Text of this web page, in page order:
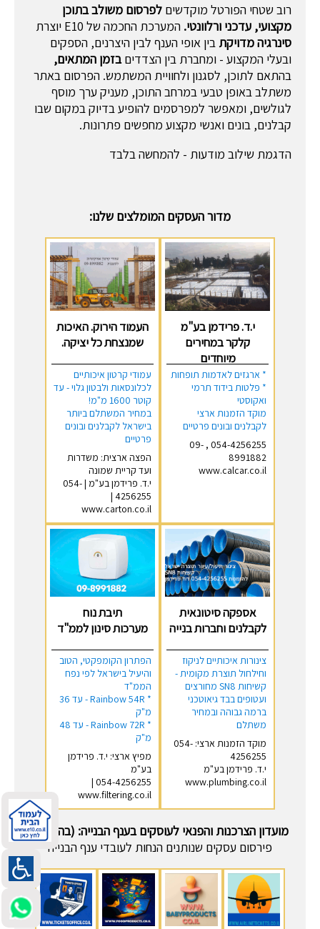
רוב שטחי הפורטל מוקדשים לפרסום משולב בתוכן
מקצועי, עדכני ורלוונטי. המערכת החכמה של E10 יוצרת
סינרגיה מדויקת בין אופי הענף לבין היצרנים, הספקים
ובעלי המקצוע - ומחברת בין הצדדיםבזמן המתאים,
בהתאם לתוכן, לסגנון ולחוויית המשתמש. הפרסום באתר
משתלב באופן טבעי במרחב התוכן, מעניק ערך מוסף
לגולשים, ומאפשר למפרסמים להופיע בדיוק במקום שבו
קבלנים, בונים ואנשי מקצוע מחפשים פתרונות.
הדגמת שילוב מודעות - להמחשה בלבד
מדור העסקים המומלצים שלנו:
י.ד. פרידמן בע"מ
קלקר במחירים
מיוחדים
* ארגזים לאדמות תופחות
* פלטות בידוד תרמי
ואקוסטי
מוקד הזמנות ארצי
לקבלנים ובונים פרטיים
054-4256255 , 09-
8991882
www.calcar.co.il
העמוד הירוק. האיכות
שמנצחת כל יציקה.
עמודי קרטון איכותיים
לכלונסאות ולבטון גלוי - עד
קוטר 1600 מ"מ!
במחיר המשתלם ביותר
בישראל לקבלנים ובונים
פרטיים
הפצה ארצית: משדרות
ועד קריית שמונה
י.ד. פרידמן בע"מ | 054-
4256255 |
www.carton.co.il
אספקה סיטונאית
לקבלנים וחברות בנייה
צינורות איכותיים לניקוז
וחילחול תוצרת מקומית -
קשיחות SN8 מחורצים
ועטופים בבד גיאוטכני
ברמה גבוהה ובמחיר
משתלם
מוקד הזמנות ארצי: 054-
4256255
י.ד. פרידמן בע"מ
www.plumbing.co.il
תיבת נוח
מערכות סינון לממ"ד
הפתרון הקומפקטי, הטוב
והיעיל בישראל לפי נפח
הממ"ד
* Rainbow 54R - עד 36
מ"ק
* Rainbow 72R - עד 48
מ"ק
מפיץ ארצי: י.ד. פרידמן
בע"מ
054-4256255 |
www.filtering.co.il
מועדון הצרכנות והפנאי לעוסקים בענף הבנייה: (בהקמה)
פירסום עסקים שנותנים הנחות לעובדי ענף הבנייה